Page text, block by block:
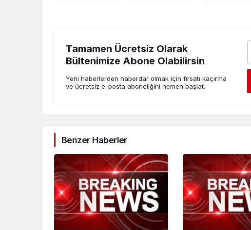
Tamamen Ücretsiz Olarak
Bültenimize Abone Olabilirsin
Yeni haberlerden haberdar olmak için fırsatı kaçırma
ve ücretsiz e-posta aboneliğini hemen başlat.
Benzer Haberler